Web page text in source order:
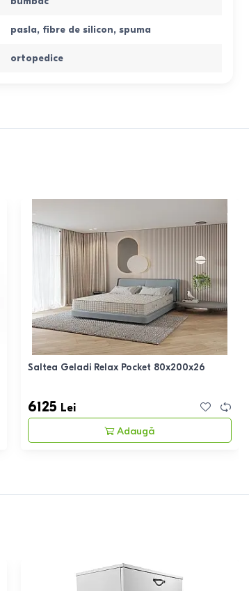
pasla, fibre de silicon, spuma
ortopedice
Saltea Geladi Relax Pocket 80x200x26
6125 Lei
Adaugă